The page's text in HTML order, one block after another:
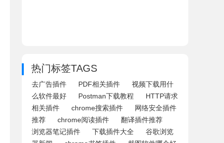
热门标签TAGS
去广告插件 PDF相关插件
视频下载用什
么软件最好
Postman下载教程
HTTP请求
相关插件
chrome搜索插件
网络安全插件
推荐
chrome阅读插件
翻译插件推荐
浏览器笔记插件
下载插件大全
谷歌浏览